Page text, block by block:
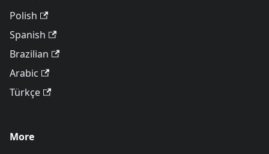
Polish
Spanish
Brazilian
Arabic
Türkçe
More